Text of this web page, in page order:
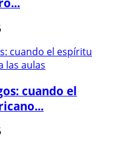
cuando el